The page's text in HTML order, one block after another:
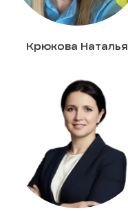
Крюкова Наталья